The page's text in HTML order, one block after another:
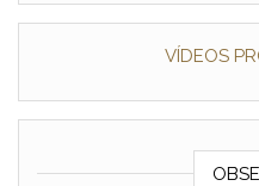
VÍDEOS